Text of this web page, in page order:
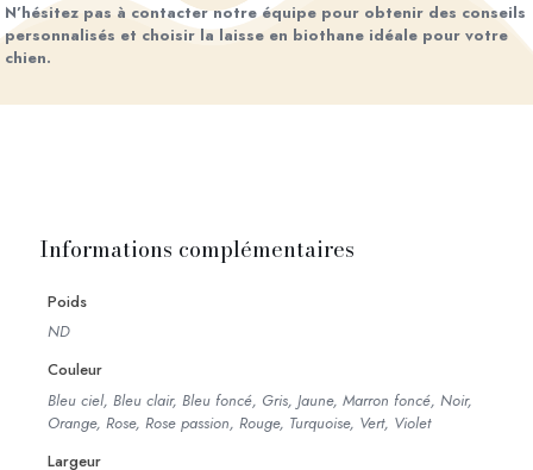
N’hésitez pas à contacter notre équipe pour obtenir des conseils
personnalisés et choisir la laisse en biothane idéale pour votre
chien.
Informations complémentaires
Poids
ND
Couleur
Bleu ciel, Bleu clair, Bleu foncé, Gris, Jaune, Marron foncé, Noir,
Orange, Rose, Rose passion, Rouge, Turquoise, Vert, Violet
Largeur